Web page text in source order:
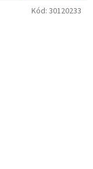
Kód: 30120233